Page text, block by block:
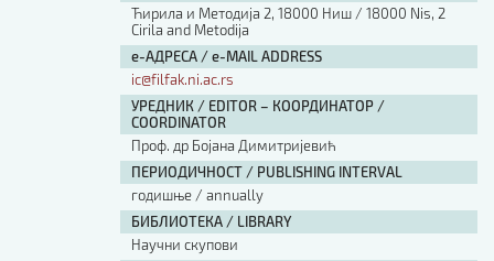
Ћирила и Методија 2, 18000 Ниш / 18000 Nis, 2
Cirila and Metodija
е-АДРЕСА / e-MAIL ADDRESS
ic@filfak.ni.ac.rs
УРЕДНИК / EDITOR – КООРДИНАТОР /
COORDINATOR
Проф. др Бојана Димитријевић
ПЕРИОДИЧНОСТ / PUBLISHING INTERVAL
годишње / annually
БИБЛИОТЕКА / LIBRARY
Научни скупови